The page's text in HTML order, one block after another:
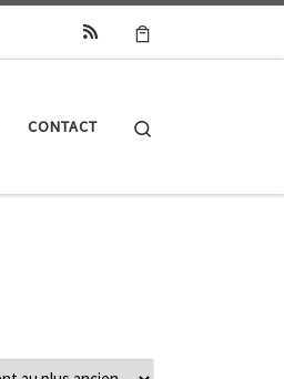
CONTACT